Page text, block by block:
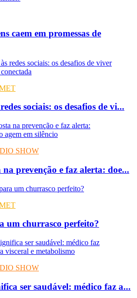
caem em promessas de
sociais: os desafios de vi...
SHOW
prevenção e faz alerta: doe...
um churrasco perfeito?
SHOW
ser saudável: médico faz a...